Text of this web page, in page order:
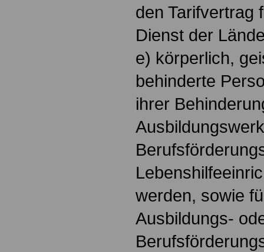
den Tarifvertrag
Dienst der
e) körperlich,
behinderte
ihrer
werden, sowie
Ausbildungs-